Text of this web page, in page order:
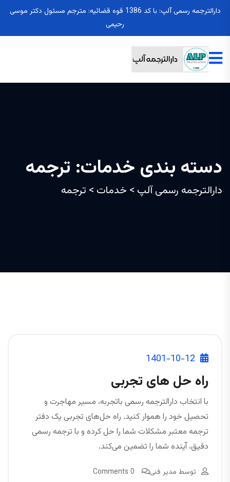
دارالترجمه رسمی آلپ: با کد 1386 قوه قضائیه: مترجم مسئول دکتر موسی
رحیمی
دسته بندی خدمات: ترجمه
دارالترجمه رسمی آلپ > خدمات > ترجمه
1401-10-12
راه حل های تجربی
با انتخاب دارالترجمه رسمی باتجربه، مسیر مهاجرت و
تحصیل خود را هموار کنید. راه حل‌های تجربی یک دفتر
ترجمه معتبر مشکلات شما را حل کرده و با ترجمه رسمی
دقیق، آینده شما را تضمین می‌کند.
توسط مدیر فنی 0 Comments